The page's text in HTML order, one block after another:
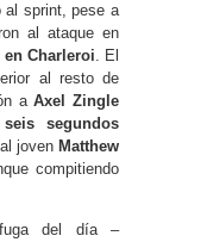
al sprint, pese a
al ataque en
Charleroi. El
al resto de
aAxel Zingle
seis segundos
joven Matthew
compitiendo
fuga del día –